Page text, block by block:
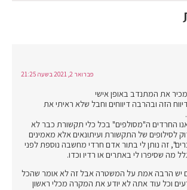
פברואר 2, 2021 בשעה 21:25
מכיר את המתנדב באופן אישי
הזה ובהרבה דיווחים וחבל שלא ראיתי את
החרדים ה"מסולפים" בכל כלי תקשורת כבר לא
לסילופים של התקשורת ועיתונאים אלא מאמינים
זה נותן לי בתור אדם חרדי מחשבה נוספת לפני
מה שסיפרו לי באתרים או רדיו וכדו.
יש הרבה אמת על המשטרה אבל זה לא אומר שהכל
וכל עוד אתה לא יודע את המקרה מכלי ראשון